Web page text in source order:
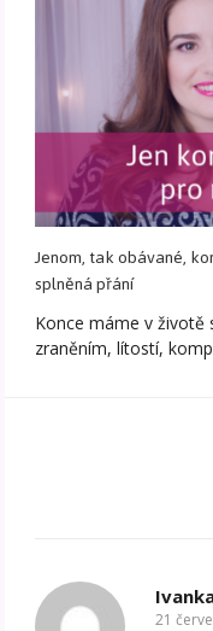
Jenom, tak obávané,
splněná přání
Konce máme v životě
zraněním, lítostí,
21